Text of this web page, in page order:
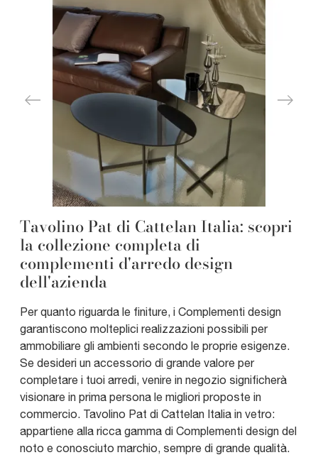
Tavolino Pat di Cattelan Italia: scopri
la collezione completa di
complementi d'arredo design
dell'azienda
Per quanto riguarda le finiture, i Complementi design
garantiscono molteplici realizzazioni possibili per
ammobiliare gli ambienti secondo le proprie esigenze.
Se desideri un accessorio di grande valore per
completare i tuoi arredi, venire in negozio significherà
visionare in prima persona le migliori proposte in
commercio. Tavolino Pat di Cattelan Italia in vetro:
appartiene alla ricca gamma di Complementi design del
noto e conosciuto marchio, sempre di grande qualità.